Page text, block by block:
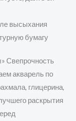
высыхания
бумагу
Свепрочность
акварель по
глицерина,
раскрытия